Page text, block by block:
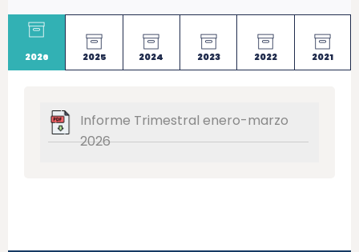
2026 2025 2024 2023 2022 2021
Informe Trimestral enero-marzo
2026